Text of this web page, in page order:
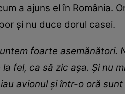
a ajuns el în România.
și nu duce dorul casei.
foarte
fel, ca să zic așa. Și nu
avionul și într-o oră